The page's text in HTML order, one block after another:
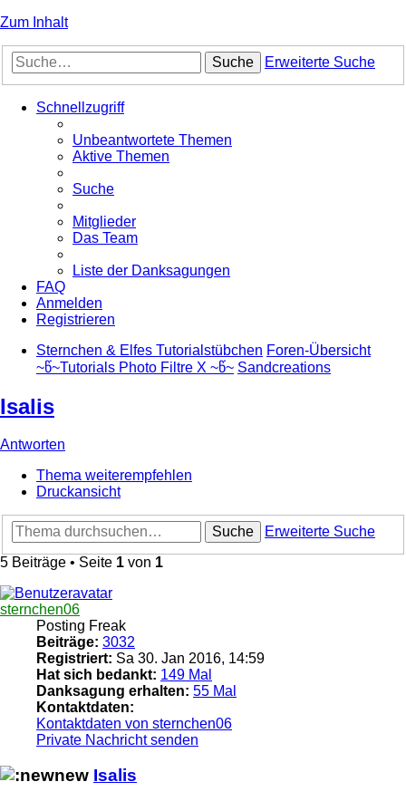
Zum Inhalt
Suche Erweiterte Suche
Schnellzugriff
Unbeantwortete Themen
Aktive Themen
Suche
Mitglieder
Das Team
Liste der Danksagungen
FAQ
Anmelden
Registrieren
Sternchen & Elfes Tutorialstübchen Foren-Übersicht
~წ~Tutorials Photo Filtre X ~წ~ Sandcreations
Isalis
Antworten
Thema weiterempfehlen
Druckansicht
Suche
Erweiterte Suche
5 Beiträge • Seite 1 von 1
sternchen06
Posting Freak
Beiträge: 3032
Registriert: Sa 30. Jan 2016, 14:59
Hat sich bedankt: 149 Mal
Danksagung erhalten: 55 Mal
Kontaktdaten:
Kontaktdaten von sternchen06
Private Nachricht senden
Isalis